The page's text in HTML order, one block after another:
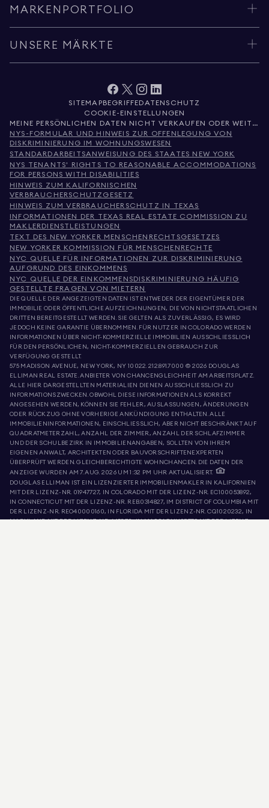
MARKENPORTFOLIO
UNSERE MÄRKTE
SITEMAPBEGRIFFEDATENSCHUTZ
COOKIE-EINSTELLUNGEN
MEINE PERSÖNLICHEN DATEN NICHT VERKAUFEN ODER WEITERGEBEN
NYS-FORMULAR UND HINWEIS ZUR OFFENLEGUNG VON
DISKRIMINIERUNG IM WOHNUNGSWESEN
STANDARDARBEITSANWEISUNG DES STAATES NEW YORK
NYS TENANTS' RIGHTS TO REASONABLE ACCOMMODATIONS
FOR PERSONS WITH DISABILITIES
HINWEIS ZUM KALIFORNISCHEN
VERBRAUCHERSCHUTZGESETZ
HINWEIS ZUM VERBRAUCHERSCHUTZ IN TEXAS
INFORMATIONEN DER TEXAS REAL ESTATE COMMISSION ZU
MAKLERDIENSTLEISTUNGEN
TEXT DES NEW YORKER MENSCHENRECHTSGESETZES
NEW YORKER KOMMISSION FÜR MENSCHENRECHTE
NYC QUELLE FÜR INFORMATIONEN ZUR DISKRIMINIERUNG
AUFGRUND DES EINKOMMENS
NYC QUELLE DER EINKOMMENSDISKRIMINIERUNG HÄUFIG
GESTELLTE FRAGEN VON MIETERN
DIE QUELLE DER ANGEZEIGTEN DATEN IST ENTWEDER DER EIGENTÜMER DER
IMMOBILIE ODER ÖFFENTLICHE AUFZEICHNUNGEN, DIE VON NICHTSTAATLICHEN
DRITTEN BEREITGESTELLT WERDEN. SIE GELTEN ALS ZUVERLÄSSIG, ES WIRD
JEDOCH KEINE GARANTIE ÜBERNOMMEN. FÜR NUTZER IN COLORADO WERDEN
INFORMATIONEN ÜBER NICHT-KOMMERZIELLE IMMOBILIEN AUSSCHLIESSLICH
FÜR DEN PERSÖNLICHEN, NICHT-KOMMERZIELLEN GEBRAUCH ZUR
VERFÜGUNG GESTELLT.
575 MADISON AVENUE, NEW YORK, NY 10022.212.891.7000 © 2026 DOUGLAS
ELLIMAN REAL ESTATE. ANBIETER VON CHANCENGLEICHHEIT AM ARBEITSPLATZ.
ALLE HIER DARGESTELLTEN MATERIALIEN DIENEN AUSSCHLIESSLICH ZU
INFORMATIONSZWECKEN. OBWOHL DIESE INFORMATIONEN ALS KORREKT
ANGESEHEN WERDEN, KÖNNEN SIE FEHLER, AUSLASSUNGEN, ÄNDERUNGEN
ODER RÜCKZUG OHNE VORHERIGE ANKÜNDIGUNG ENTHALTEN. ALLE
IMMOBILIENINFORMATIONEN, EINSCHLIESSLICH, ABER NICHT BESCHRÄNKT AUF
QUADRATMETERZAHL, ANZAHL DER ZIMMER, ANZAHL DER SCHLAFZIMMER
UND DER SCHULBEZIRK IN IMMOBILIENANGABEN, SOLLTEN VON IHREM
EIGENEN ANWALT, ARCHITEKTEN ODER BAUVORSCHRIFTENEXPERTEN
ÜBERPRÜFT WERDEN. GLEICHBERECHTIGTE WOHNCHANCEN. DIE DATEN DER
ANZEIGE WURDEN AM 7. AUG. 2026 UM 1:32 PM UHR AKTUALISIERT.
DOUGLAS ELLIMAN IST EIN LIZENZIERTER IMMOBILIENMAKLER IN KALIFORNIEN
MIT DER LIZENZ-NR. 01947727, IN COLORADO MIT DER LIZENZ-NR. EC100053892,
IN CONNECTICUT MIT DER LIZENZ-NR. REB.0314827, IM DISTRICT OF COLUMBIA MIT
DER LIZENZ-NR. REO40000160, IN FLORIDA MIT DER LIZENZ-NR. CQ1020232, IN
MARYLAND MIT DER LIZENZ-NR. 645270, IN MASSACHUSETTS MIT DER LIZENZ-